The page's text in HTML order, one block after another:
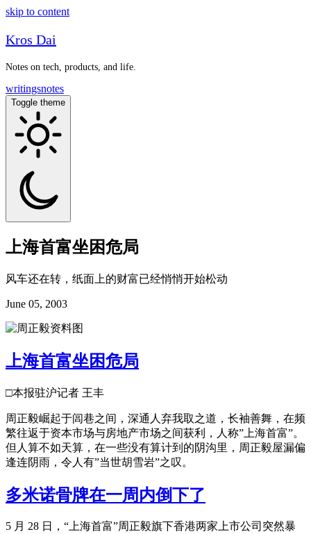
skip to content
Kros Dai
Notes on tech, products, and life.
writingsnotes
Toggle theme
上海首富坐困危局
风车还在转，纸面上的财富已经悄悄开始松动
June 05, 2003
上海首富坐困危局
□本报驻沪记者 王丰
周正毅崛起于闾巷之间，深通人弃我取之道，长袖善舞，在频
繁往返于资本市场与房地产市场之间获利，人称”上海首富”。
但人算不如天算，在一些没有算计到的阴沟里，周正毅屋漏偏
逢连阴雨，令人有”当世胡雪岩”之叹。
多米诺骨牌在一周内倒下了
5 月 28 日，“上海首富”周正毅旗下香港两家上市公司突然暴